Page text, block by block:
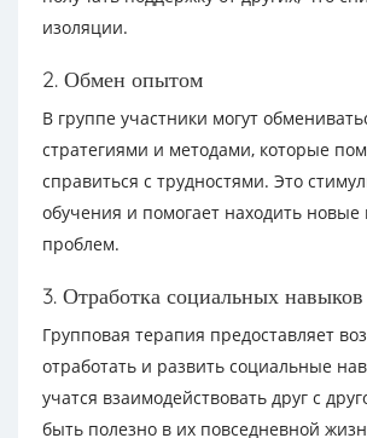
изоляции.
2. Обмен опытом
В группе участники могут
стратегиями и методами, которые
справиться с трудностями. Это
обучения и помогает находить
проблем.
3. Отработка социальных навыков
Групповая терапия предоставляет
отработать и развить социальные
учатся взаимодействовать друг с
быть полезно в их повседневной